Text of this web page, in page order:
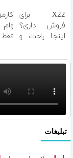
X22 برای
فروش داری؟
اینجا راحت و
بفروشش
فقط
تبلیغات